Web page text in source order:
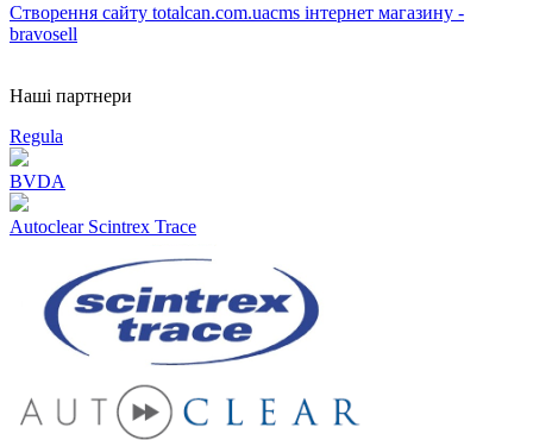
Створення сайту totalcan.com.uacms інтернет магазину -
bravosell
Наші партнери
Regula
BVDA
Autoclear Scintrex Trace